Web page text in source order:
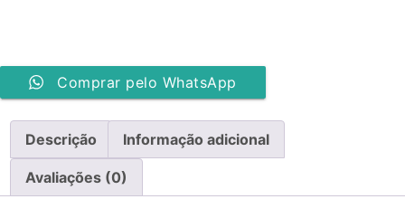
Comprar pelo WhatsApp
Descrição Informação adicional
Avaliações (0)